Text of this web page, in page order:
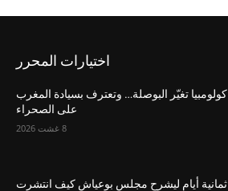
اختيارات المحرر
كولومبيا تغيّر البوصلة… وتعترف بسيادة المغرب
على الصحراء
8 غشت 2026
ثمانية أيام ليشرح مجلس بوعياش كيف انتشرت